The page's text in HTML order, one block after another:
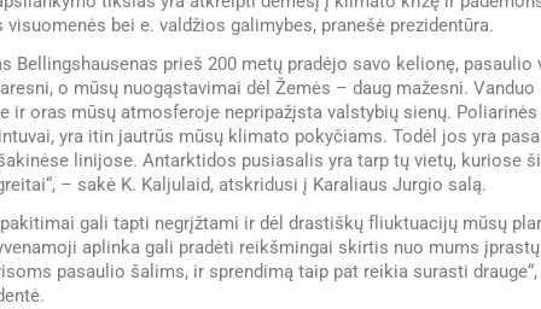
bei e. valdžios galimybes, pranešė prezidentūra.
Bellingshausenas prieš 200 metų pradėjo savo kelionę, pasaulio
o mūsų nuogąstavimai dėl Žemės – daug mažesni. Vanduo
ir oras mūsų atmosferoje nepripažįsta valstybių sienų.
yra itin jautrūs mūsų klimato pokyčiams. Todėl jos yra
linijose. Antarktidos pusiasalis yra tarp tų vietų, kuriose
– sakė K. Kaljulaid, atskridusi į Karaliaus Jurgio salą.
pakitimai gali tapti negrįžtami ir dėl drastiškų fliuktuacijų mūsų
aplinka gali pradėti reikšmingai skirtis nuo mums
pasaulio šalims, ir sprendimą taip pat reikia surasti